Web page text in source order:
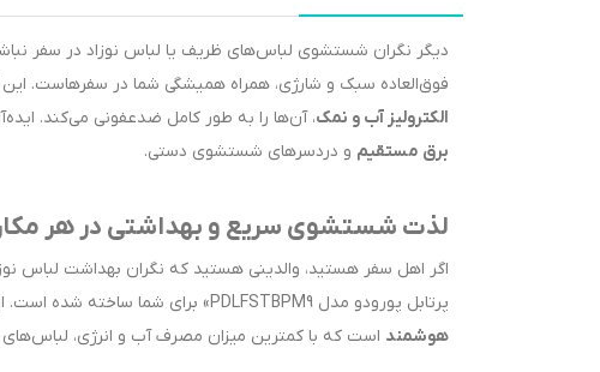
دیگر نگران شستشوی لباس‌های ظریف یا لباس نوزاد در سفر
فوق‌العاده سبک و شارژی، همراه همیشگی شما در سفرهاست. این
الکترولیز آب و نمک، آن‌ها را به طور کامل ضدعفونی می‌کند.
برق مستقیم و دردسرهای شستشوی دستی.
لذت شستشوی سریع و بهداشتی در هر مکان
اگر اهل سفر هستید، والدینی هستید که نگران بهداشت لباس
پرتابل پورودو مدل PDLFSTBPM9» برای شما ساخته شده است. این محصول فراتر از یک مینی‌واش معمولی است؛ یک
هوشمند است که با کمترین میزان مصرف آب و انرژی،